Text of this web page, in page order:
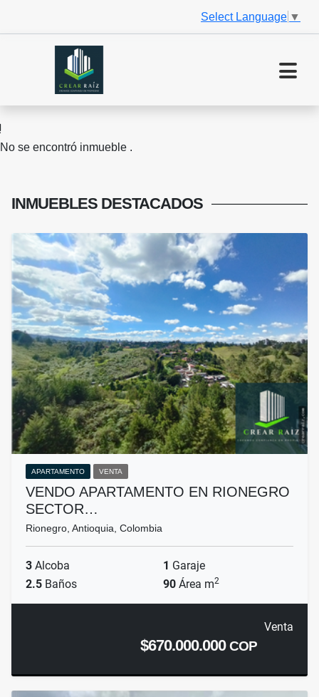
Select Language ▼
No se encontró inmueble .
INMUEBLES DESTACADOS
APARTAMENTO VENTA
VENDO APARTAMENTO EN RIONEGRO
SECTOR…
Rionegro, Antioquia, Colombia
3 Alcoba 1 Garaje
2.5 Baños 90 Área m2
Venta
$670.000.000COP